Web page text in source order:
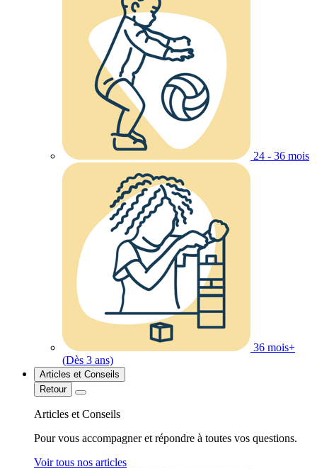
24 - 36 mois
36 mois+
(Dès 3 ans)
Articles et Conseils
Retour
Articles et Conseils
Pour vous accompagner et répondre à toutes vos questions.
Voir tous nos articles